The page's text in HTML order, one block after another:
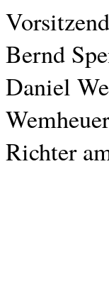
Bernd
Daniel
Richter